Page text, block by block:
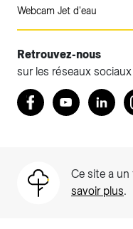
Webcam Jet d'eau
Retrouvez-nous
sur les réseaux sociaux
Retrouvez nous sur
YoutubeLinkedIn
Ce site a
savoir plus.
Accéder à
Votre espace client
Particuliers)